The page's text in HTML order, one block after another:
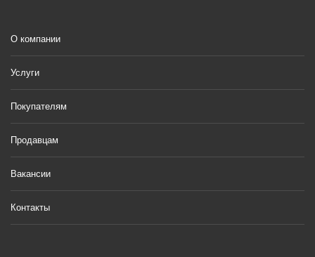
О компании
Услуги
Покупателям
Продавцам
Вакансии
Контакты